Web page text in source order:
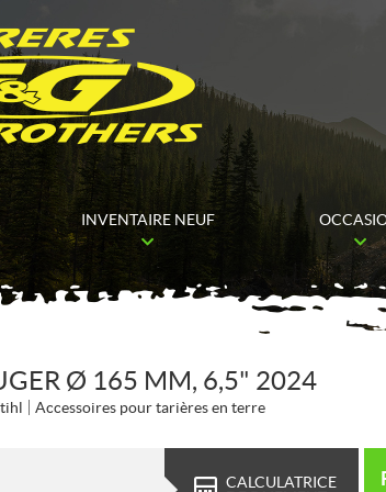
INVENTAIRE NEUF
Ø 165 MM, 6,5" 2024
Accessoires pour tarières en terre
CALCULATRICE